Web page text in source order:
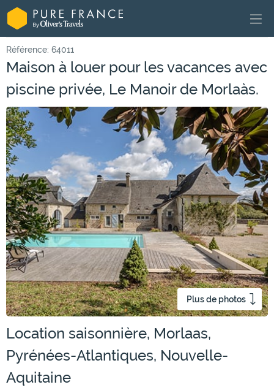
Référence: 64011
Maison à louer pour les vacances avec
piscine privée, Le Manoir de Morlaàs.
Plus de photos
Location saisonnière, Morlaas,
Pyrénées-Atlantiques, Nouvelle-
Aquitaine